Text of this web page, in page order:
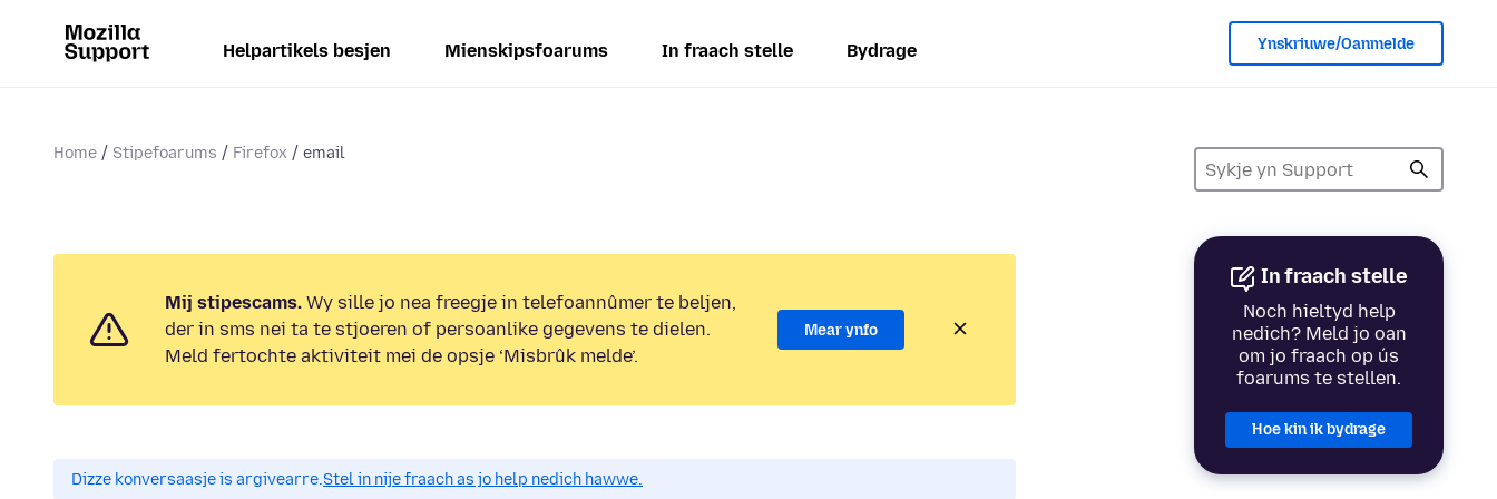
Helpartikels besjen Mienskipsfoarums In fraach stelle Bydrage Ynskriuwe/Oanmelde
Home Stipefoarums Firefox email
In fraach stelle
Noch hieltyd help
nedich? Meld jo oan
om jo fraach op ús
foarums te stellen.
Hoe kin ik bydrage
Mij stipescams. Wy sille jo nea freegje in telefoannûmer te beljen,
der in sms nei ta te stjoeren of persoanlike gegevens te dielen.
Meld fertochte aktiviteit mei de opsje ‘Misbrûk melde’.
Mear ynfo
Dizze konversaasje is argivearre.Stel in nije fraach as jo help nedich hawwe.